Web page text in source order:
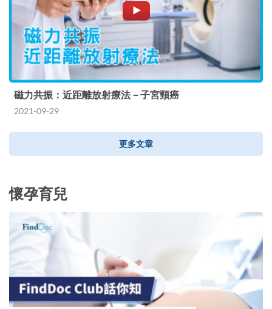
磁力共振：近距離放射療法－子宮頸癌
2021-09-29
更多文章
懷孕育兒